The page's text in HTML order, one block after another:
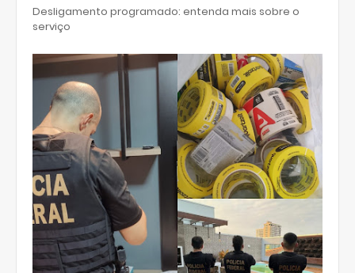
Desligamento programado: entenda mais sobre o
serviço